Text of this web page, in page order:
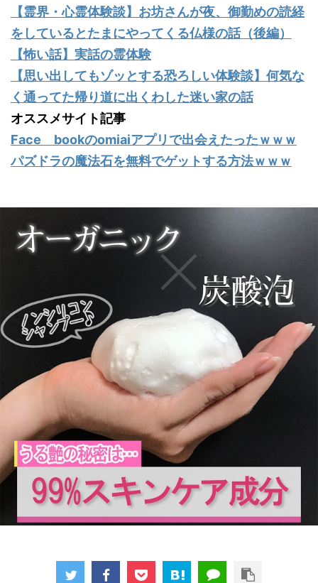
【霊界・心霊体験談】お坊さんが夜、御勤めの読経
をしているとたまにやってくる仏様の話（後編）
【怖い話】実話の霊体験
【思い出してもゾッとする恐ろしい体験談】何気な
く通ってた帰り道に出くわした迷い家の話
オススメサイト記事
Face bookのomiaiアプリで出会えたったｗｗｗ
パズドラの魔法石を無料でゲットする方法ｗｗｗ